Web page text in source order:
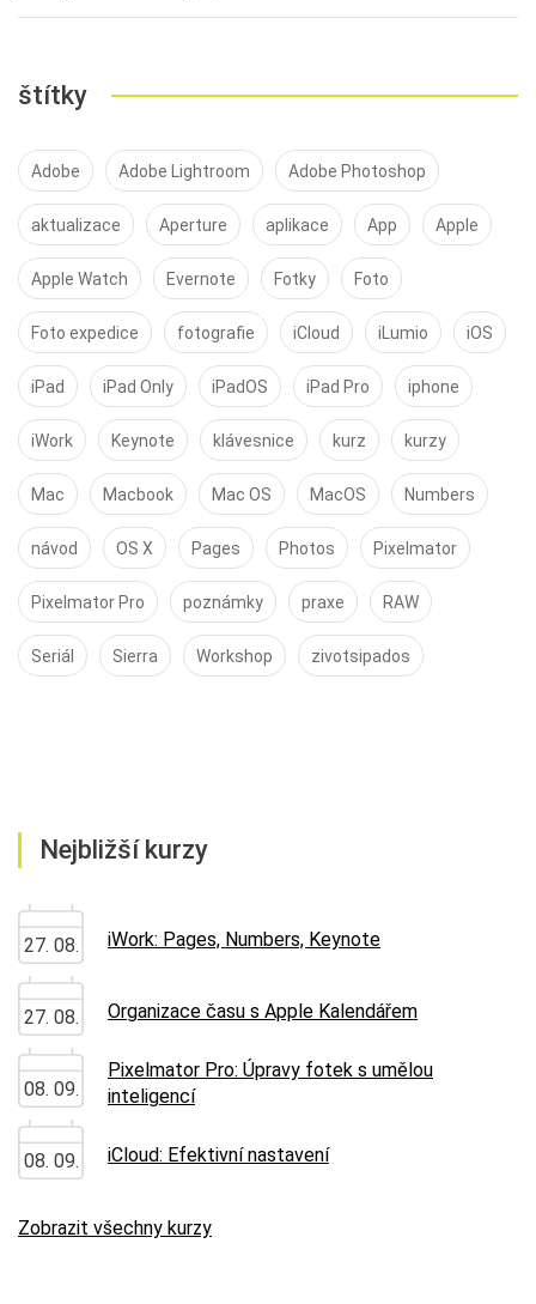
štítky
Adobe Adobe Lightroom Adobe Photoshop
aktualizace Aperture aplikace App Apple
Apple Watch Evernote Fotky Foto
Foto expedice fotografie iCloud iLumio iOS
iPad iPad Only iPadOS iPad Pro iphone
iWork Keynote klávesnice kurz kurzy
Mac Macbook Mac OS MacOS Numbers
návod OS X Pages Photos Pixelmator
Pixelmator Pro poznámky praxe RAW
Seriál Sierra Workshop zivotsipados
Nejbližší kurzy
27. 08. iWork: Pages, Numbers, Keynote
27. 08. Organizace času s Apple Kalendářem
08. 09.
Pixelmator Pro: Úpravy fotek s umělou
inteligencí
08. 09. iCloud: Efektivní nastavení
Zobrazit všechny kurzy